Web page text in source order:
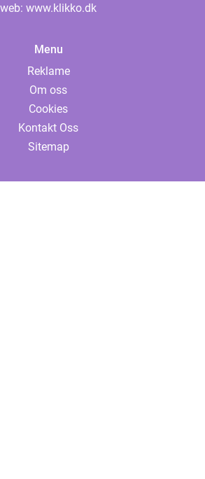
web: www.klikko.dk
Menu
Reklame
Om oss
Cookies
Kontakt Oss
Sitemap